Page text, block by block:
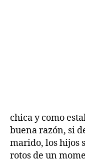
chica y como
buena razón, si
marido, los hijos
rotos de un